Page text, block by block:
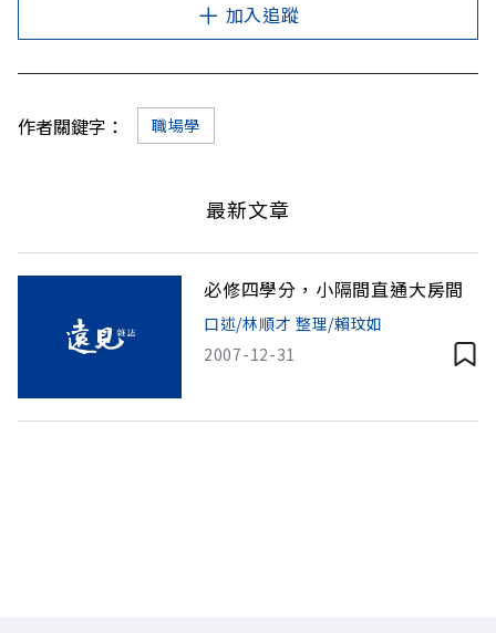
加入追蹤
作者關鍵字： 職場學
最新文章
必修四學分，小隔間直通大房間
口述/林順才 整理/賴玟如
2007-12-31